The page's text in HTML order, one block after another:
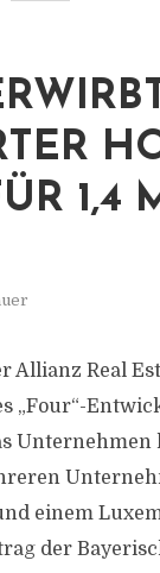
1,4
Allianz Real
„Four“-
einem
der